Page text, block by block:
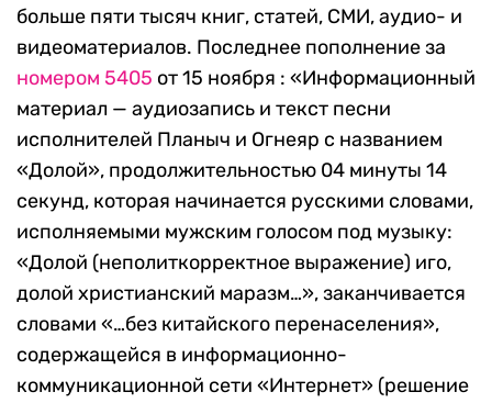
больше пяти тысяч книг, статей, СМИ, аудио- и
видеоматериалов. Последнее пополнение за
номером 5405 от 15 ноября : «Информационный
материал — аудиозапись и текст песни
исполнителей Планыч и Огнеяр с названием
«Долой», продолжительностью 04 минуты 14
секунд, которая начинается русскими словами,
исполняемыми мужским голосом под музыку:
«Долой (неполиткорректное выражение) иго,
долой христианский маразм…», заканчивается
словами «…без китайского перенаселения»,
содержащейся в информационно-
коммуникационной сети «Интернет» (решение